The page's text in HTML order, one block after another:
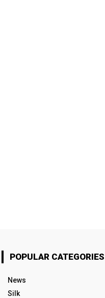
POPULAR CATEGORIES
News
Silk